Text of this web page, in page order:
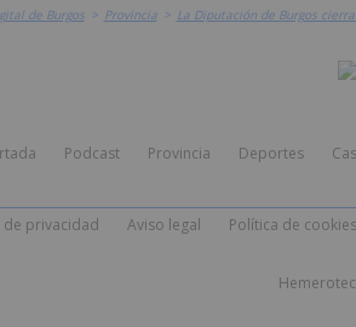
de Burgos > Provincia > La Diputación de Burgos
Podcast Provincia Deportes
de privacidad Aviso legal Política de cookies